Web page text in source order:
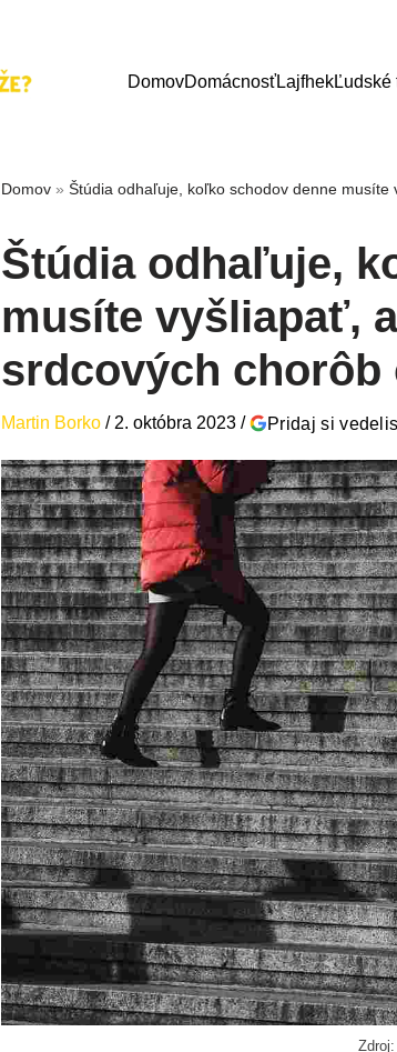
DomovDomácnosťLajfhekĽudské
Domov » Štúdia odhaľuje, koľko schodov denne
Štúdia odhaľuje,
musíte vyšliapať,
srdcových chorôb
Martin Borko / 2. októbra 2023 / Pridaj si